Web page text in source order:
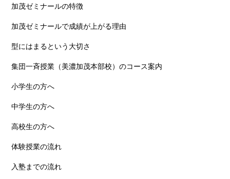
加茂ゼミナールの特徴
加茂ゼミナールで成績が上がる理由
型にはまるという大切さ
集団一斉授業（美濃加茂本部校）のコース案内
小学生の方へ
中学生の方へ
高校生の方へ
体験授業の流れ
入塾までの流れ